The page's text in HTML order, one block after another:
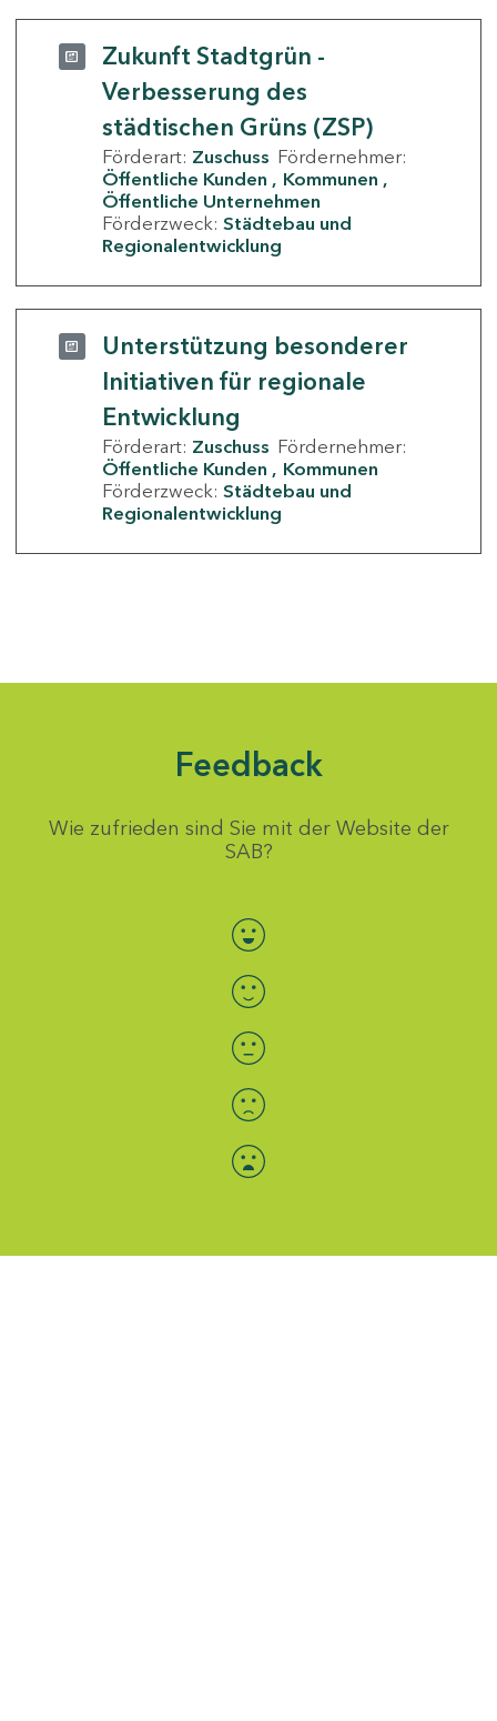
Zukunft Stadtgrün -
Verbesserung des
städtischen Grüns (ZSP)
Förderart: Zuschuss Fördernehmer:
Öffentliche Kunden
Kommunen
Öffentliche Unternehmen
Förderzweck: Städtebau und
Regionalentwicklung
Unterstützung besonderer
Initiativen für regionale
Entwicklung
Förderart: Zuschuss Fördernehmer:
Öffentliche Kunden
Kommunen
Förderzweck: Städtebau und
Regionalentwicklung
Feedback
Wie zufrieden sind Sie mit der Website der
SAB?
Bewertung auswählen